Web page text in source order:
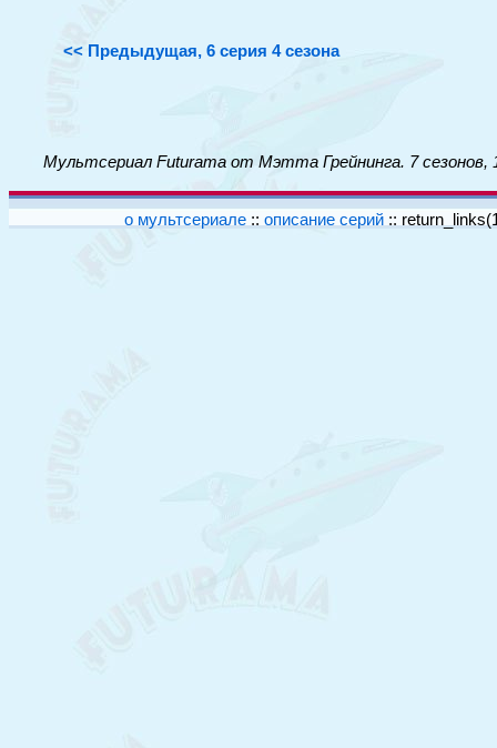
<< Предыдущая, 6 серия 4 сезона
Мультсериал Futurama от Мэтта Грейнинга. 7
о мультсериале :: описание серий ::